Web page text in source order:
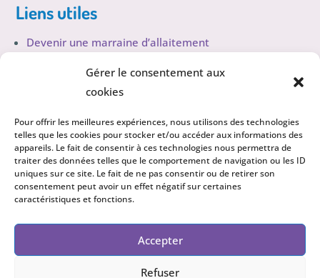
Gérer le consentement aux
cookies
Pour offrir les meilleures expériences, nous utilisons des technologies
telles que les cookies pour stocker et/ou accéder aux informations des
appareils. Le fait de consentir à ces technologies nous permettra de
traiter des données telles que le comportement de navigation ou les ID
uniques sur ce site. Le fait de ne pas consentir ou de retirer son
consentement peut avoir un effet négatif sur certaines
caractéristiques et fonctions.
Accepter
Refuser
Liens utiles
Devenir une marraine d’allaitement
Politique de confidentialité
Suivez-nous sur nos réseaux sociaux!